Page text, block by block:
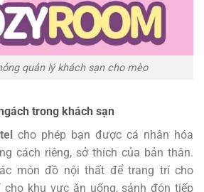
quản lý khách sạn cho mèo
trong khách sạn
cho phép bạn được cá nhân hóa
cách riêng, sở thích của bản thân.
món đồ nội thất để trang trí cho
cho khu vực ăn uống, sảnh đón tiếp